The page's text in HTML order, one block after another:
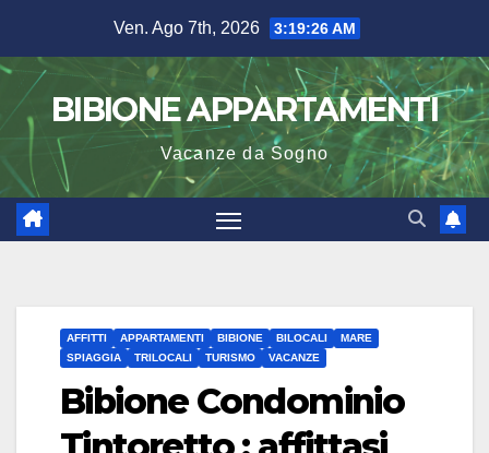
contenuto
Ven. Ago 7th, 2026 3:19:26 AM
BIBIONE APPARTAMENTI
Vacanze da Sogno
AFFITTI APPARTAMENTI BIBIONE BILOCALI
MARE
SPIAGGIA
TRILOCALI TURISMO VACANZE
Bibione Condominio